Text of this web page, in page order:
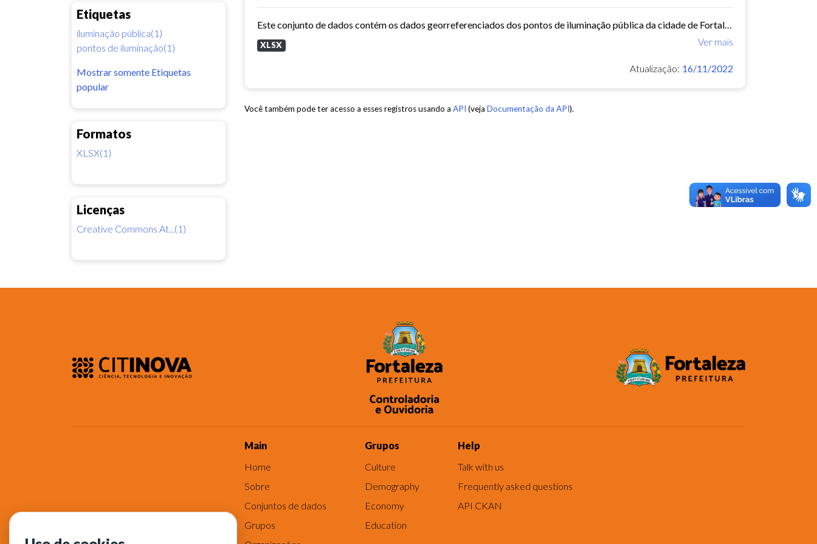
Etiquetas
iluminação pública(1)
pontos de iluminação(1)
Mostrar somente Etiquetas
popular
Formatos
XLSX(1)
Licenças
Creative Commons At...(1)
Este conjunto de dados contém os dados georreferenciados dos pontos de iluminação pública da cidade de Fortaleza.
Ver mais
XLSX
Atualização: 16/11/2022
Você também pode ter acesso a esses registros usando a API (veja Documentação da API).
Main
Home
Sobre
Conjuntos de dados
Grupos
Grupos
Culture
Demography
Economy
Education
Help
Talk with us
Frequently asked questions
API CKAN